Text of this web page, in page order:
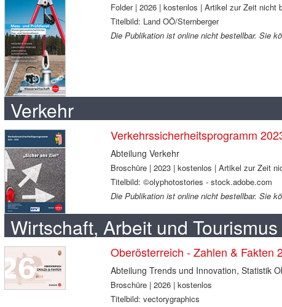
Folder | 2026 | kostenlos | Artikel zur Zeit nicht
Titelbild: Land OÖ/Sternberger
Die Publikation ist online nicht bestellbar. Sie
Verkehr
Verkehrssicherheitsprogramm
Abteilung Verkehr
Broschüre | 2023 | kostenlos | Artikel zur Zeit
Titelbild: ©olyphotostories - stock.adobe.com
Die Publikation ist online nicht bestellbar. Sie
Wirtschaft, Arbeit und Tourismus
Oberösterreich - Zahlen & Fakten
Abteilung Trends und Innovation, Statistik
Broschüre | 2026 | kostenlos
Titelbild: vectorygraphics